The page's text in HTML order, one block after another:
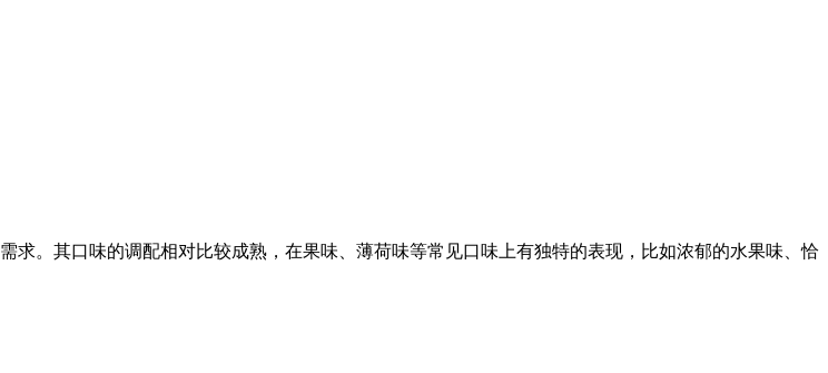
求。其口味的调配相对比较成熟，在果味、薄荷味等常见口味上有独特的表现，比如浓郁的水果味、恰